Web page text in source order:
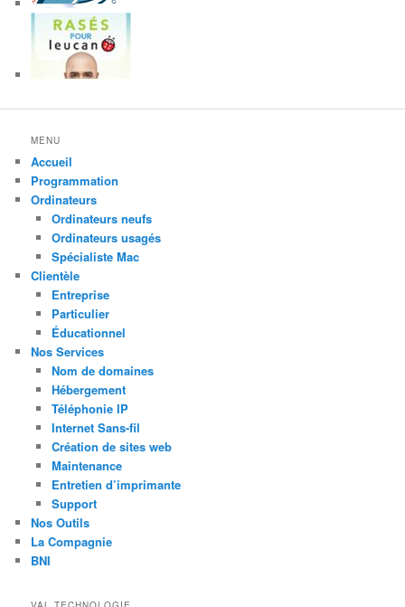
MENU
Accueil
Programmation
Ordinateurs
Ordinateurs neufs
Ordinateurs usagés
Spécialiste Mac
Clientèle
Entreprise
Particulier
Éducationnel
Nos Services
Nom de domaines
Hébergement
Téléphonie IP
Internet Sans-fil
Création de sites web
Maintenance
Entretien d’imprimante
Support
Nos Outils
La Compagnie
BNI